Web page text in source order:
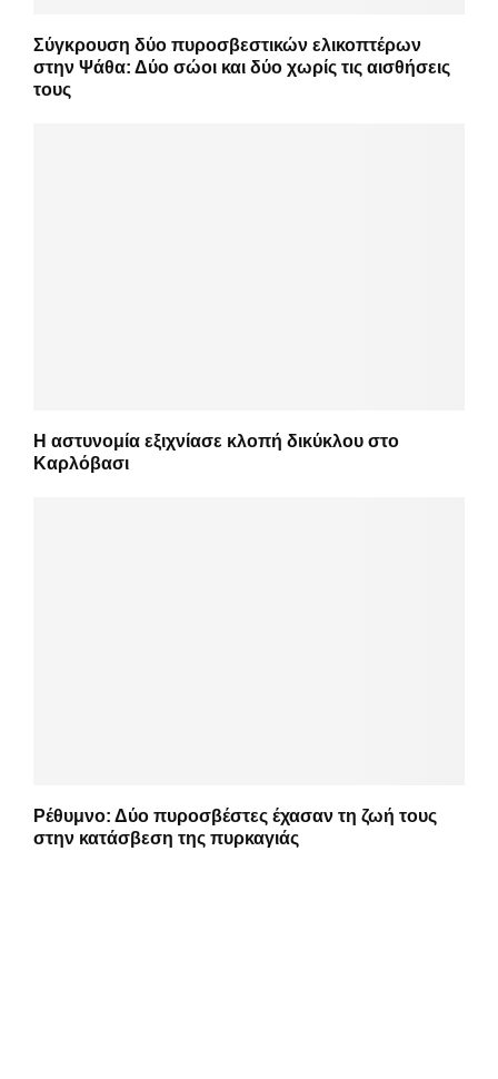
Σύγκρουση δύο πυροσβεστικών ελικοπτέρων
στην Ψάθα: Δύο σώοι και δύο χωρίς τις αισθήσεις
τους
Η αστυνομία εξιχνίασε κλοπή δικύκλου στο
Καρλόβασι
Ρέθυμνο: Δύο πυροσβέστες έχασαν τη ζωή τους
στην κατάσβεση της πυρκαγιάς